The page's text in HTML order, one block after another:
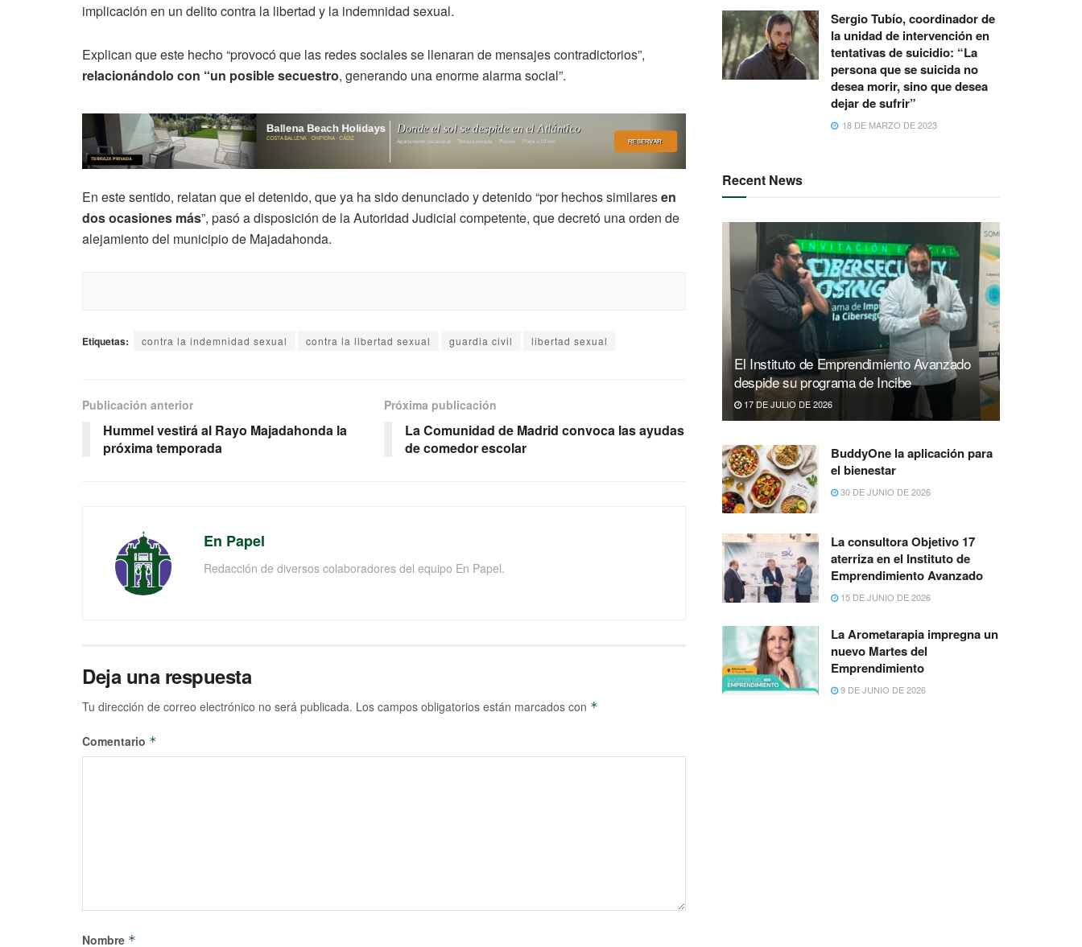
implicación en un delito contra la libertad y la indemnidad sexual.
Explican que este hecho “provocó que las redes sociales se llenaran de mensajes contradictorios”,
relacionándolo con “un posible secuestro, generando una enorme alarma social”.
En este sentido, relatan que el detenido, que ya ha sido denunciado y detenido “por hechos similaresen
dos ocasiones más”, pasó a disposición de la Autoridad Judicial competente, que decretó una orden de
alejamiento del municipio de Majadahonda.
Etiquetas: contra la indemnidad sexual contra la libertad sexual guardia civil libertad sexual
Publicación anterior
Hummel vestirá al Rayo Majadahonda la
próxima temporada
Próxima publicación
La Comunidad de Madrid convoca las ayudas
de comedor escolar
En Papel
Redacción de diversos colaboradores del equipo En Papel.
Deja una respuesta
Tu dirección de correo electrónico no será publicada. Los campos obligatorios están marcados con *
Comentario *
Nombre *
Sergio Tubío, coordinador de
la unidad de intervención en
tentativas de suicidio: “La
persona que se suicida no
desea morir, sino que desea
dejar de sufrir”
18 DE MARZO DE 2023
Recent News
El Instituto de Emprendimiento Avanzado
despide su programa de Incibe
17 DE JULIO DE 2026
BuddyOne la aplicación para
el bienestar
30 DE JUNIO DE 2026
La consultora Objetivo 17
aterriza en el Instituto de
Emprendimiento Avanzado
15 DE JUNIO DE 2026
La Arometarapia impregna un
nuevo Martes del
Emprendimiento
9 DE JUNIO DE 2026